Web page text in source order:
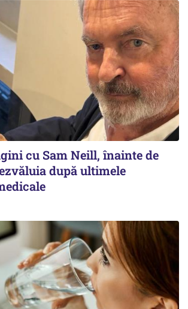
cu Sam Neill, înainte de
după ultimele